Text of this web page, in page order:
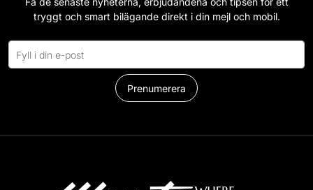
tryggt och smart bilägande direkt i din mejl och mobil.
Prenumerera